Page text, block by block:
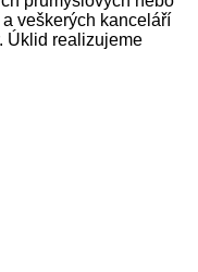
veškerých kanceláří
Úklid realizujeme